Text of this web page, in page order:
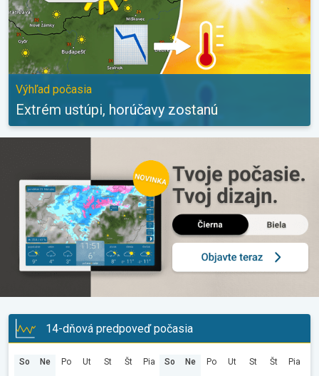
Výhľad počasia
Extrém ustúpi, horúčavy zostanú
14-dňová predpoveď počasia
So Ne Po Ut St Št Pia So Ne Po Ut St Št Pia